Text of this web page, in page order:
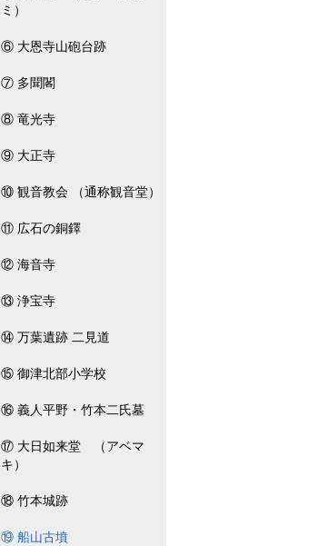
ミ）
⑥ 大恩寺山砲台跡
⑦ 多聞閣
⑧ 竜光寺
⑨ 大正寺
⑩ 観音教会 （通称観音堂）
⑪ 広石の銅鐸
⑫ 海音寺
⑬ 浄宝寺
⑭ 万葉遺跡 二見道
⑮ 御津北部小学校
⑯ 義人平野・竹本二氏墓
⑰ 大日如来堂 （アベマ
キ）
⑱ 竹本城跡
⑲ 船山古墳